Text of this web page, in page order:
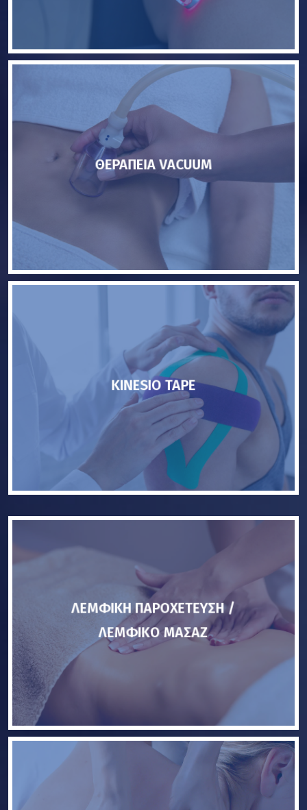
ΘΕΡΑΠΕΙΑ VACUUM
KINESIO TAPE
ΛΕΜΦΙΚΗ ΠΑΡΟΧΕΤΕΥΣΗ /
ΛΕΜΦΙΚΟ ΜΑΣΑΖ